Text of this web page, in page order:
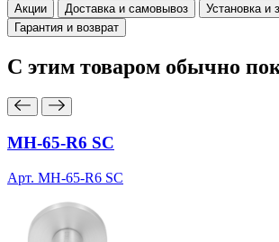
Акции
Доставка и самовывоз
Установка и
Гарантия и возврат
С этим товаром обычно
MH-65-R6 SC
Арт. MH-65-R6 SC